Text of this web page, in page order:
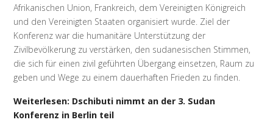
Afrikanischen Union, Frankreich, dem Vereinigten Königreich
und den Vereinigten Staaten organisiert wurde. Ziel der
Konferenz war die humanitäre Unterstützung der
Zivilbevölkerung zu verstärken, den sudanesischen Stimmen,
die sich für einen zivil geführten Übergang einsetzen, Raum zu
geben und Wege zu einem dauerhaften Frieden zu finden.
Weiterlesen: Dschibuti nimmt an der 3. Sudan
Konferenz in Berlin teil